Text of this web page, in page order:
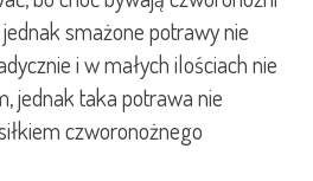
smażone potrawy nie
i w małych ilościach nie
jednak taka potrawa nie
czworonożnego